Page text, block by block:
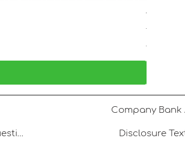
Tatlı Su
Price
TRY
VAT Included
Frequently Asking Questions Disclosure